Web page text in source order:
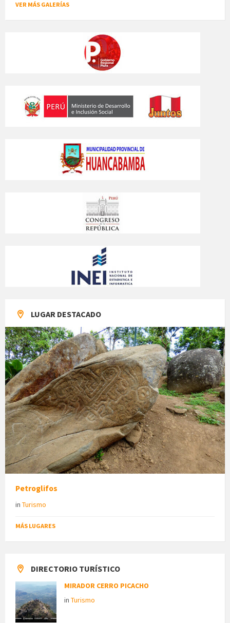
VER MÁS GALERÍAS
LUGAR DESTACADO
Petroglifos
in Turismo
MÁS LUGARES
DIRECTORIO TURÍSTICO
MIRADOR CERRO PICACHO
in Turismo